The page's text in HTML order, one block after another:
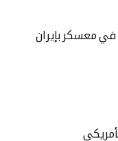
في معسكر بإيران